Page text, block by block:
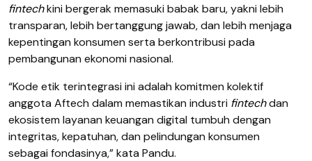
fintechkini bergerak memasuki babak baru, yakni lebih
transparan, lebih bertanggung jawab, dan lebih menjaga
kepentingan konsumen serta berkontribusi pada
pembangunan ekonomi nasional.
“Kode etik terintegrasi ini adalah komitmen kolektif
anggota Aftech dalam memastikan industri fintechdan
ekosistem layanan keuangan digital tumbuh dengan
integritas, kepatuhan, dan pelindungan konsumen
sebagai fondasinya,” kata Pandu.